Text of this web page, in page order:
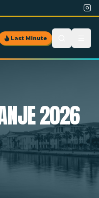
Last Minute
2026